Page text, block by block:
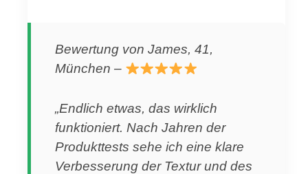
Bewertung von James, 41,
München –
„Endlich etwas, das wirklich
funktioniert. Nach Jahren der
Produkttests sehe ich eine klare
Verbesserung der Textur und des